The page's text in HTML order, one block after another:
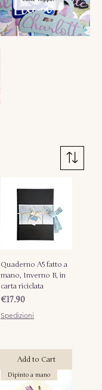
Quaderno A5 fatto a
mano, Inverno B, in
carta riciclata
Price
€17.90
Spedizioni
Add to Cart
Dipinto a mano